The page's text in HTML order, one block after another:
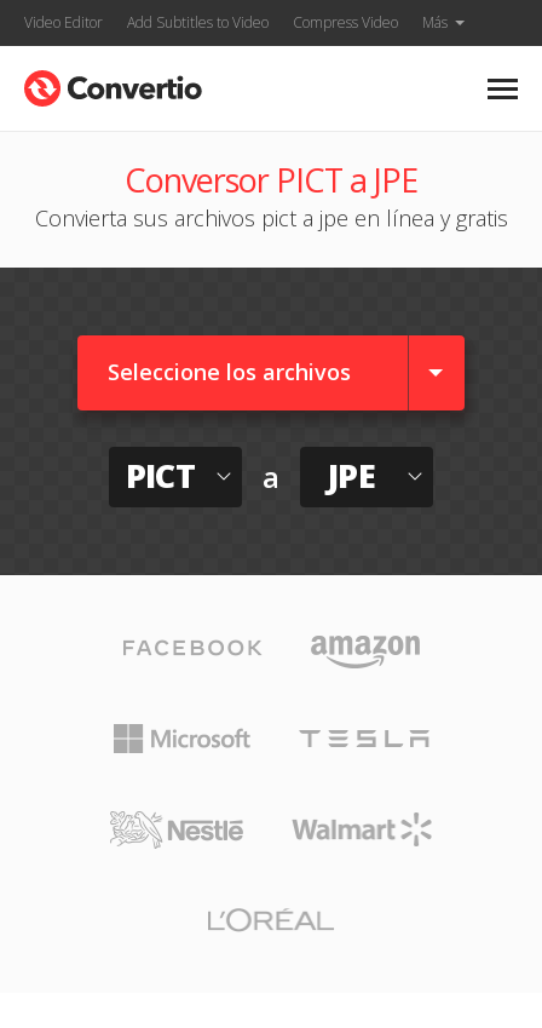
Video Editor Add Subtitles to Video Compress Video Más
Conversor PICT a JPE
Convierta sus archivos pict a jpe en línea y gratis
Seleccione los archivos
PICT a JPE